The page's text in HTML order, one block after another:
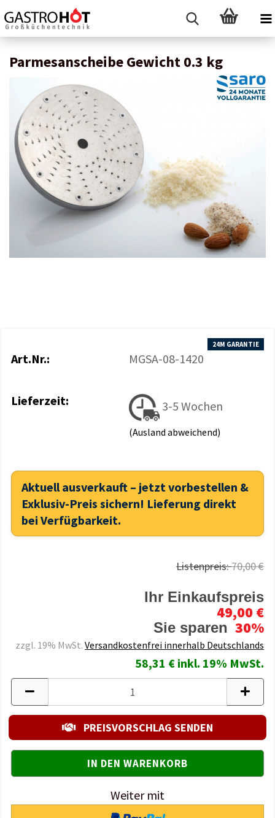
Parmesanscheibe Gewicht 0.3 kg
24M GARANTIE
Art.Nr.: MGSA-08-1420
Lieferzeit: 3-5 Wochen
(Ausland abweichend)
Aktuell ausverkauft – jetzt vorbestellen &
Exklusiv-Preis sichern! Lieferung direkt
bei Verfügbarkeit.
Listenpreis:70,00 €
Ihr Einkaufspreis
49,00 €
Sie sparen 30%
zzgl. 19% MwSt. Versandkostenfrei innerhalb Deutschlands
58,31 € inkl. 19% MwSt.
PREISVORSCHLAG SENDEN
Weiter mit